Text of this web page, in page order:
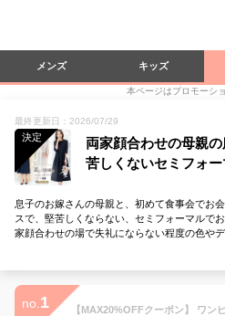
メンズ キッズ
本ページはプロモーシ
最終更新日：2026/07/29
決定
両家顔合わせの母親
苦しくないセミフォ
息子のお嫁さんの母親と、初めて食事会でお
スで、堅苦しくならない、セミフォーマルで
家顔合わせの場で失礼にならない程度の色や
no. 1